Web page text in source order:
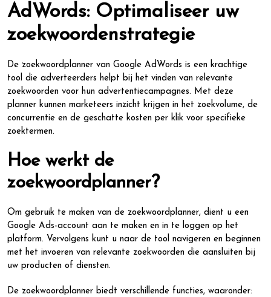
AdWords: Optimaliseer uw
zoekwoordenstrategie
De zoekwoordplanner van Google AdWords is een krachtige
tool die adverteerders helpt bij het vinden van relevante
zoekwoorden voor hun advertentiecampagnes. Met deze
planner kunnen marketeers inzicht krijgen in het zoekvolume, de
concurrentie en de geschatte kosten per klik voor specifieke
zoektermen.
Hoe werkt de
zoekwoordplanner?
Om gebruik te maken van de zoekwoordplanner, dient u een
Google Ads-account aan te maken en in te loggen op het
platform. Vervolgens kunt u naar de tool navigeren en beginnen
met het invoeren van relevante zoekwoorden die aansluiten bij
uw producten of diensten.
De zoekwoordplanner biedt verschillende functies, waaronder: